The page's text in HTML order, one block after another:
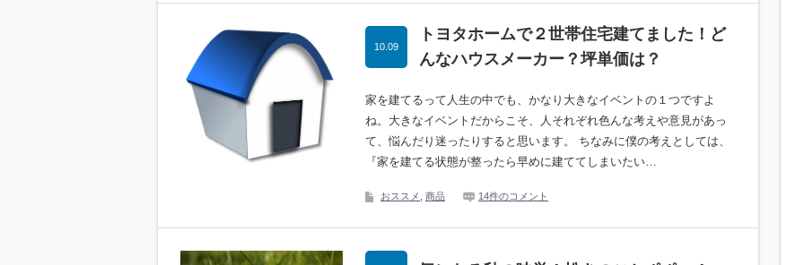
トヨタホームで２世帯住宅建てました！ど
んなハウスメーカー？坪単価は？
10.09
家を建てるって人生の中でも、かなり大きなイベントの１つですよ
ね。大きなイベントだからこそ、人それぞれ色んな考えや意見があっ
て、悩んだり迷ったりすると思います。 ちなみに僕の考えとしては、
『家を建てる状態が整ったら早めに建ててしまいたい…
おススメ 商品 14件のコメント